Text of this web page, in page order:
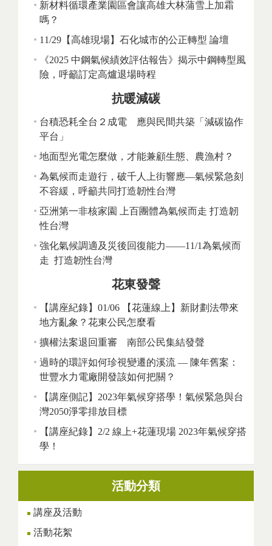
新材料循環產業園區會讓高雄大林蒲雪上加霜
嗎？
11/29【高雄現場】石化城市的公正轉型 論壇
《2025 中鋼氣候績效評估報告》揭示中鋼轉型風
險，呼籲訂定高爐退場時程
抗暖減碳
台積恐耗全台２成電 應與民間共築「減碳協作
平台」
地面型光電怎麼做，才能兼顧生態、農漁村？
為氣候而走遊行，破千人上街響應—氣候緊急刻
不容緩，呼籲共同打造韌性台灣
亞洲第一非核家園 上百團體為氣候而走 打造韌
性台灣
強化氣候調適及災後回復能力——11/1為氣候而
走 打造韌性台灣
花東發聲
【講座紀錄】01/06 【花蓮線上】新財劃法帶來
地方亂象？花東公民怎麼看
擴權法案退回重審 南部公民集結發聲
過時的環評如何珍視變遷的溪流 — 陳年舊案：
世豐水力電廠開發該如何把關？
【講座側記】2023年氣候穿搭學！氣候緊急與台
灣2050淨零排放目標
【講座紀錄】2/2 線上+花蓮現場 2023年氣候穿搭
學！
活動分類
講座及活動
活動花絮